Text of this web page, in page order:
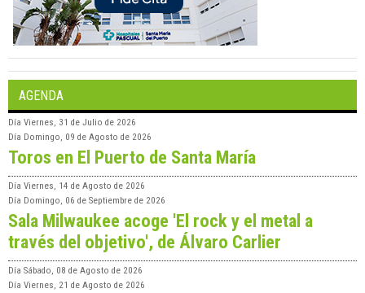
AGENDA
Día Viernes, 31 de Julio de 2026
Día Domingo, 09 de Agosto de 2026
Toros en El Puerto de Santa María
Día Viernes, 14 de Agosto de 2026
Día Domingo, 06 de Septiembre de 2026
Sala Milwaukee acoge 'El rock y el metal a
través del objetivo', de Álvaro Carlier
Día Sábado, 08 de Agosto de 2026
Día Viernes, 21 de Agosto de 2026